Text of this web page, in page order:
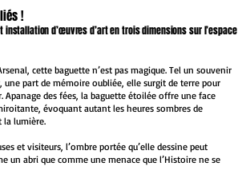
!
d’œuvres d’art en trois dimensions sur l’espace
cette baguette n’est pas magique. Tel un souvenir
une part de mémoire oubliée, elle surgit de terre pour
Apanage des fées, la baguette étoilée offre une face
évoquant autant les heures sombres de
la lumière.
et visiteurs, l’ombre portée qu’elle dessine peut
un abri que comme une menace que l’Histoire ne se